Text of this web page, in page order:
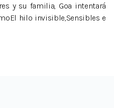
y su familia, Goa intentará
hilo invisible,Sensibles e